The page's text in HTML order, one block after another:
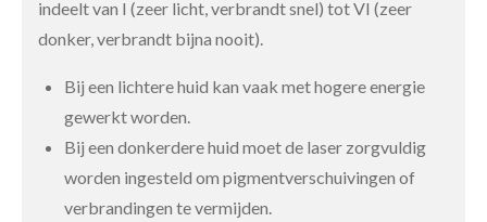
indeelt van I (zeer licht, verbrandt snel) tot VI (zeer
donker, verbrandt bijna nooit).
Bij een lichtere huid kan vaak met hogere energie
gewerkt worden.
Bij een donkerdere huid moet de laser zorgvuldig
worden ingesteld om pigmentverschuivingen of
verbrandingen te vermijden.